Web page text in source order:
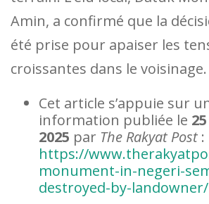
Amin, a confirmé que la
été prise pour apaiser les
croissantes dans le voisinage.
Cet article s’appuie sur
information publiée le
2025 par The Rakyat Post :
https://
monument-in-negeri-
destroyed-by-landowner/